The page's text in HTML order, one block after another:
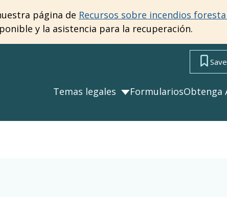
página de Recursos sobre incendios
y la asistencia para la recuperación.
Temas legales FormulariosObtenga